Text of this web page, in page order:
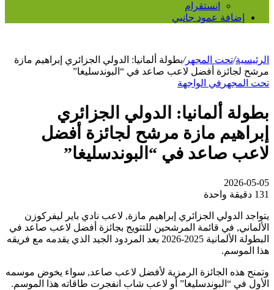
انستقرام
إضافة عمود جانبي
الرئيسية/تحت المجهر/بطولة ألمانيا: الدولي الجزائري إبراهيم مازة
مرشح لجائزة أفضل لاعب صاعد في “البوندسليغا”
تحت المجهر في الواجهة
بطولة ألمانيا: الدولي الجزائري
إبراهيم مازة مرشح لجائزة أفضل
لاعب صاعد في “البوندسليغا”
2026-05-05
131 دقيقة واحدة
يتواجد الدولي الجزائري إبراهيم مازة, لاعب نادي باير ليفركوزن
الألماني, في قائمة المرشحين للتتويج بجائزة أفضل لاعب صاعد في
البطولة الألمانية 2025-2026 بعد المردود الجيد الذي يقدمه مع فريقه
هذا الموسم.
وتمنح هذه الجائزة الرمزية لأفضل لاعب صاعد, سواء يخوض موسمه
الأول في “البوندسليغا” أو لاعب شاب انفجرت طاقاته هذا الموسم.